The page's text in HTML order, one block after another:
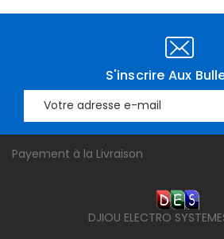
S'inscrire Aux
Payement à la Livraison
DJIOU ELECTRO